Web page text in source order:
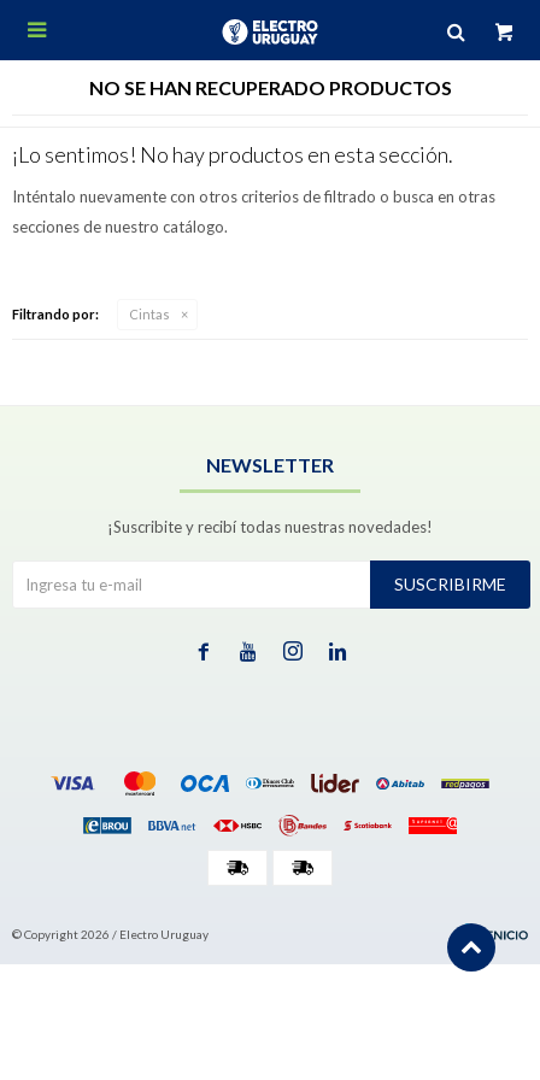

NO SE HAN RECUPERADO PRODUCTOS
¡Lo sentimos! No hay productos en esta sección.
Inténtalo nuevamente con otros criterios de filtrado o busca en otras
secciones de nuestro catálogo.
Filtrando por: Cintas
NEWSLETTER
¡Suscribite y recibí todas nuestras novedades!
SUSCRIBIRME
   
© Copyright 2026 / Electro Uruguay